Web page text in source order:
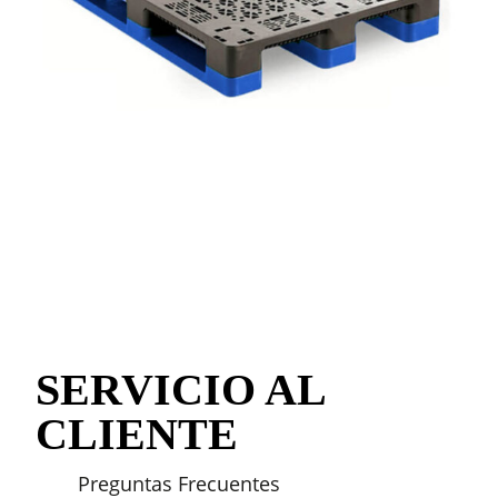
SERVICIO AL
CLIENTE
Preguntas Frecuentes